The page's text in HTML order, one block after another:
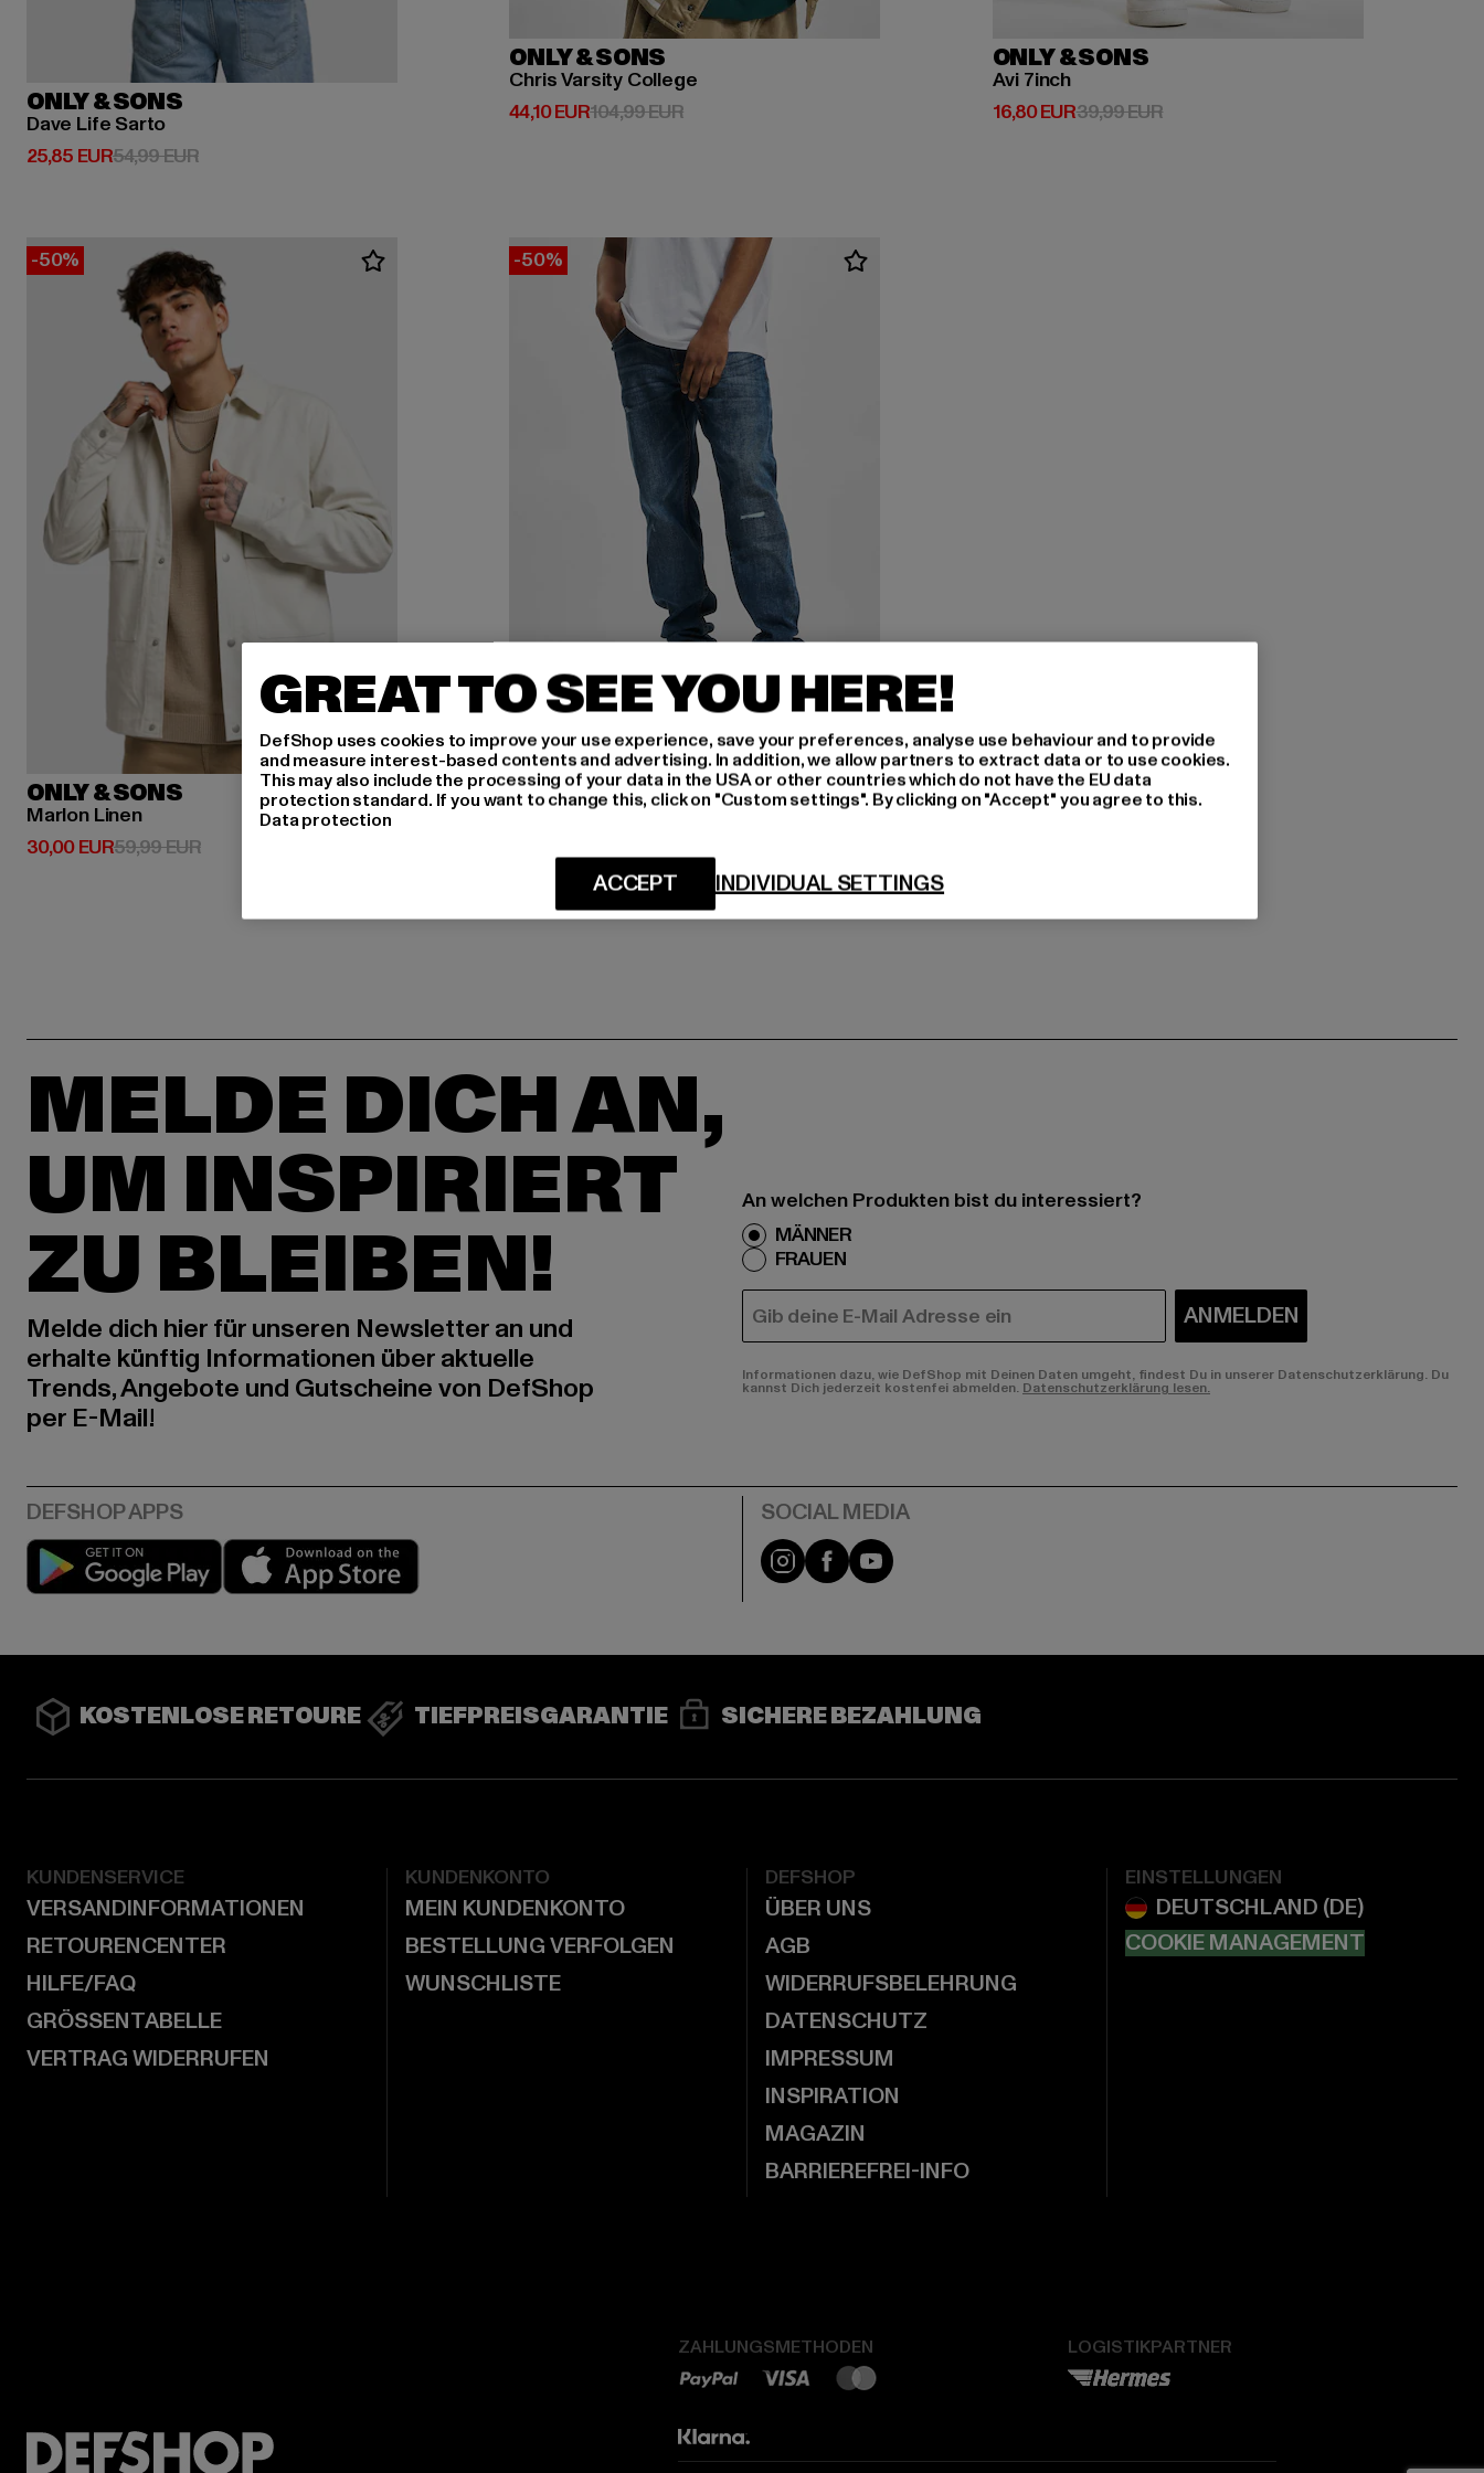
ONLY & SONS
Dave Life Sarto
25,85 EUR
Derzeitiger Preis: 25,85 EUR
54,99 EURAktionspreis: 54,99 EUR
ONLY & SONS
Chris Varsity College
44,10 EUR
Derzeitiger Preis: 44,10 EUR
104,99 EURAktionspreis: 104,99 EUR
ONLY & SONS
Avi 7inch
16,80 EUR
Derzeitiger Preis: 16,80 EUR
39,99 EURAktionspreis: 39,99 EUR
-50%
ONLY & SONS
Marlon Linen
30,00 EUR
Derzeitiger Preis: 30,00 EUR
59,99 EURAktionspreis: 59,99 EUR
-50%
ONLY & SONS
Loom
30,00 EUR
Derzeitiger Preis: 30,00 EUR
59,99 EURAktionspreis: 59,99 EUR
MELDE DICH AN,
UM INSPIRIERT
ZU BLEIBEN!
Melde dich hier für unseren Newsletter an und
erhalte künftig Informationen über aktuelle
Trends, Angebote und Gutscheine von DefShop
per E-Mail!
An welchen Produkten bist du interessiert?
MÄNNER
FRAUEN
E-MAIL ANMELDEN
Informationen dazu, wie DefShop mit Deinen Daten umgeht, findest Du in unserer Datenschutzerklärung. Du
kannst Dich jederzeit kostenfei abmelden. Datenschutzerklärung lesen.
Play market Instagram
FacebookYouTube
KOSTENLOSE RETOURE TIEFPREISGARANTIE SICHERE BEZAHLUNG
KUNDENSERVICE
VERSANDINFORMATIONEN
RETOURENCENTER
HILFE/FAQ
GRÖSSENTABELLE
VERTRAG WIDERRUFEN
KUNDENKONTO
MEIN KUNDENKONTO
BESTELLUNG VERFOLGEN
WUNSCHLISTE
DEFSHOP
ÜBER UNS
AGB
WIDERRUFSBELEHRUNG
DATENSCHUTZ
IMPRESSUM
INSPIRATION
MAGAZIN
BARRIEREFREI-INFO
EINSTELLUNGEN
COOKIE MANAGEMENT
ZAHLUNGSMETHODEN LOGISTIKPARTNER
GREAT TO SEE YOU HERE!
DefShop uses cookies to improve your use experience, save your preferences, analyse use behaviour and to provide
and measure interest-based contents and advertising. In addition, we allow partners to extract data or to use cookies.
This may also include the processing of your data in the USA or other countries which do not have the EU data
protection standard. If you want to change this, click on "Custom settings". By clicking on "Accept" you agree to this.
Data protection
INDIVIDUAL SETTINGS
ACCEPT